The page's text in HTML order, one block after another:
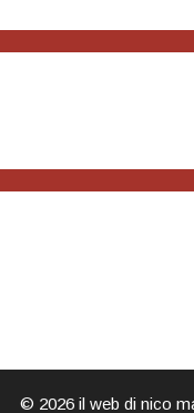
© 2026 il web di nico